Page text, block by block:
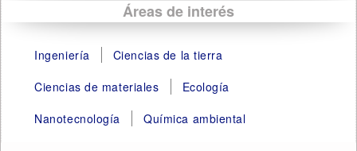
Áreas de interés
Ingeniería
Ciencias de la tierra
Ciencias de materiales
Ecología
Nanotecnología
Química ambiental